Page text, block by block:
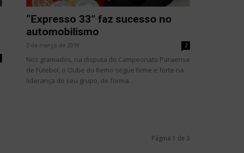
“Expresso 33” faz sucesso no
automobilismo
2 de março de 2019 2
Nos gramados, na disputa do Campeonato Paraense
de Futebol, o Clube do Remo segue firme e forte na
liderança do seu grupo, de forma...
Página 1 de 3